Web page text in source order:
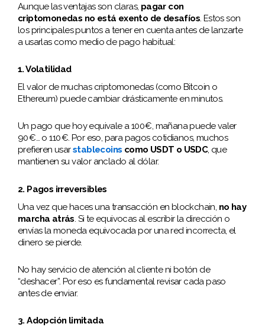
Aunque las ventajas son claras, pagar con
criptomonedas no está exento de desafíos. Estos son
los principales puntos a tener en cuenta antes de lanzarte
a usarlas como medio de pago habitual:
1. Volatilidad
El valor de muchas criptomonedas (como Bitcoin o
Ethereum) puede cambiar drásticamente en minutos.
Un pago que hoy equivale a 100 €, mañana puede valer
90 €… o 110 €. Por eso, para pagos cotidianos, muchos
prefieren usarstablecoins como USDT o USDC, que
mantienen su valor anclado al dólar.
2. Pagos irreversibles
Una vez que haces una transacción en blockchain, no hay
marcha atrás . Si te equivocas al escribir la dirección o
envías la moneda equivocada por una red incorrecta, el
dinero se pierde.
No hay servicio de atención al cliente ni botón de
“deshacer”. Por eso es fundamental revisar cada paso
antes de enviar.
3. Adopción limitada